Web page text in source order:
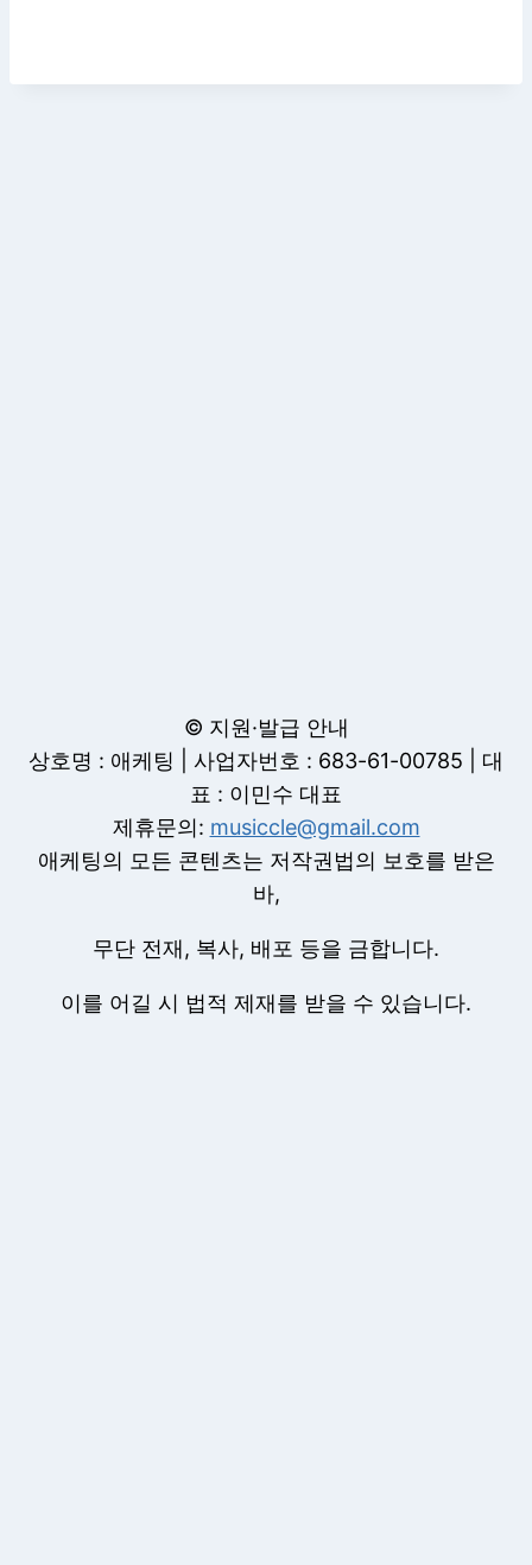
© 지원·발급 안내
상호명 : 애케팅 | 사업자번호 : 683-61-00785 | 대
표 : 이민수 대표
제휴문의: musiccle@gmail.com
애케팅의 모든 콘텐츠는 저작권법의 보호를 받은
바,
무단 전재, 복사, 배포 등을 금합니다.
이를 어길 시 법적 제재를 받을 수 있습니다.